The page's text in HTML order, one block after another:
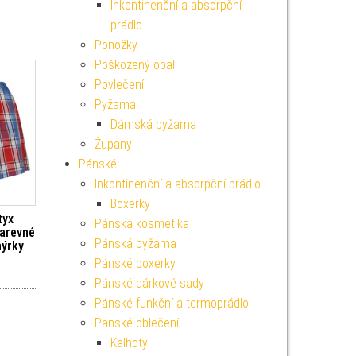
Inkontinenční a absorpční
prádlo
Ponožky
Poškozený obal
Povlečení
Pyžama
Dámská pyžama
Župany
Pánské
Inkontinenční a absorpční prádlo
Boxerky
Pánská kosmetika
Pánská pyžama
Pánské boxerky
Pánské dárkové sady
Pánské funkční a termoprádlo
Pánské oblečení
Kalhoty